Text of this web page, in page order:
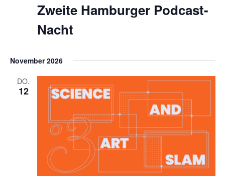
Zweite Hamburger Podcast-
Nacht
November 2026
DO.
12